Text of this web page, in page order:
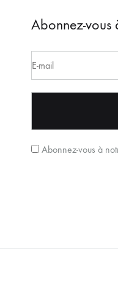
Abonnez-vous
Abonnez-vous à